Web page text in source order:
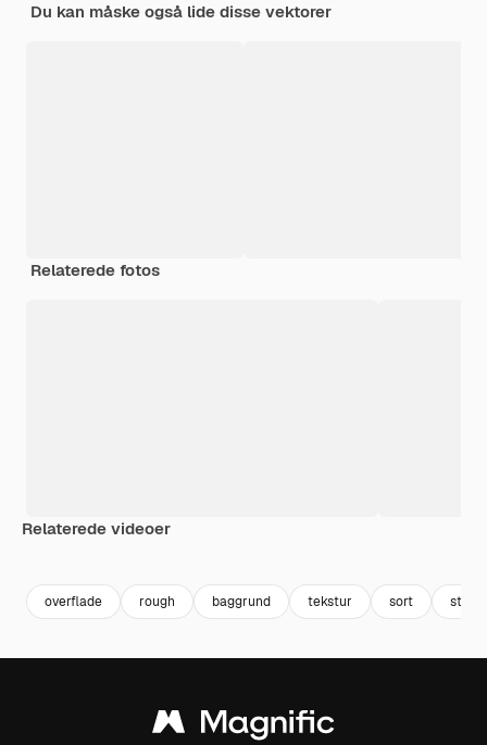
Du kan måske også lide disse vektorer
Relaterede fotos
Relaterede videoer
overflade rough baggrund tekstur sort sten